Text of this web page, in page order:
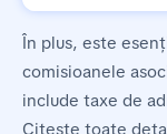
În plus, este
comisioanele
include taxe de
Citește toate